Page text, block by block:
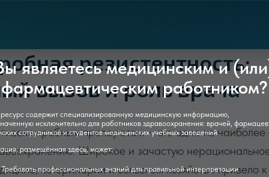
резистентность:
вызов и роль врача
препаратам − это одна из наиболее
Широкое и зачастую
ветеринарии и сельском хозяйстве привело
медицинским и (или)
работником?
специализированную медицинскую информацию,
и студентов медицинских учебных заведений.
здесь, может:
профессиональных знаний для правильной интерпретации
данные о лекарственных препаратах и их применении